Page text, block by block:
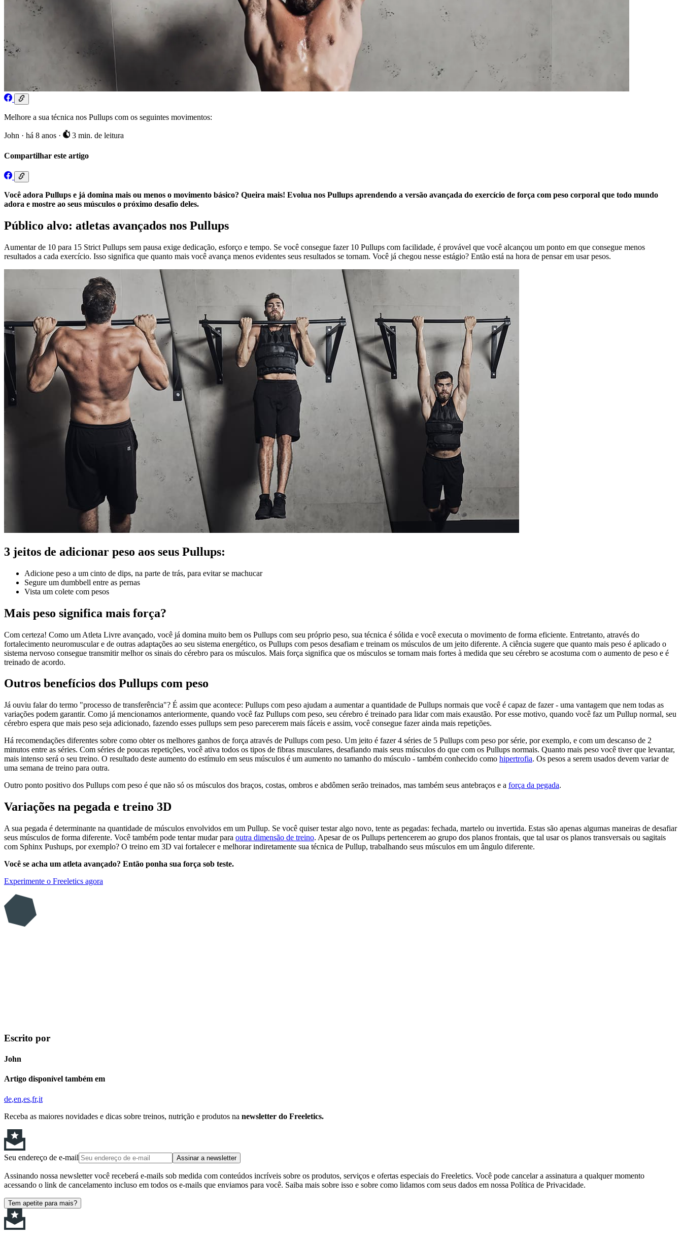
Melhore a sua técnica nos Pullups com os seguintes movimentos:
John · há 8 anos · 3 min. de leitura
Compartilhar este artigo
Você adora Pullups e já domina mais ou menos o movimento básico? Queira mais! Evolua nos Pullups aprendendo a versão avançada do exercício de força com peso corporal que todo mundo
adora e mostre ao seus músculos o próximo desafio deles.
Público alvo: atletas avançados nos Pullups
Aumentar de 10 para 15 Strict Pullups sem pausa exige dedicação, esforço e tempo. Se você consegue fazer 10 Pullups com facilidade, é provável que você alcançou um ponto em que consegue menos
resultados a cada exercício. Isso significa que quanto mais você avança menos evidentes seus resultados se tornam. Você já chegou nesse estágio? Então está na hora de pensar em usar pesos.
3 jeitos de adicionar peso aos seus Pullups:
Adicione peso a um cinto de dips, na parte de trás, para evitar se machucar
Segure um dumbbell entre as pernas
Vista um colete com pesos
Mais peso significa mais força?
Com certeza! Como um Atleta Livre avançado, você já domina muito bem os Pullups com seu próprio peso, sua técnica é sólida e você executa o movimento de forma eficiente. Entretanto, através do
fortalecimento neuromuscular e de outras adaptações ao seu sistema energético, os Pullups com pesos desafiam e treinam os músculos de um jeito diferente. A ciência sugere que quanto mais peso é aplicado o
sistema nervoso consegue transmitir melhor os sinais do cérebro para os músculos. Mais força significa que os músculos se tornam mais fortes à medida que seu cérebro se acostuma com o aumento de peso e é
treinado de acordo.
Outros benefícios dos Pullups com peso
Já ouviu falar do termo "processo de transferência"? É assim que acontece: Pullups com peso ajudam a aumentar a quantidade de Pullups normais que você é capaz de fazer - uma vantagem que nem todas as
variações podem garantir. Como já mencionamos anteriormente, quando você faz Pullups com peso, seu cérebro é treinado para lidar com mais exaustão. Por esse motivo, quando você faz um Pullup normal, seu
cérebro espera que mais peso seja adicionado, fazendo esses pullups sem peso parecerem mais fáceis e assim, você consegue fazer ainda mais repetições.
Há recomendações diferentes sobre como obter os melhores ganhos de força através de Pullups com peso. Um jeito é fazer 4 séries de 5 Pullups com peso por série, por exemplo, e com um descanso de 2
minutos entre as séries. Com séries de poucas repetições, você ativa todos os tipos de fibras musculares, desafiando mais seus músculos do que com os Pullups normais. Quanto mais peso você tiver que levantar,
mais intenso será o seu treino. O resultado deste aumento do estímulo em seus músculos é um aumento no tamanho do músculo - também conhecido como hipertrofia. Os pesos a serem usados devem variar de
uma semana de treino para outra.
Outro ponto positivo dos Pullups com peso é que não só os músculos dos braços, costas, ombros e abdômen serão treinados, mas também seus antebraços e a força da pegada.
Variações na pegada e treino 3D
A sua pegada é determinante na quantidade de músculos envolvidos em um Pullup. Se você quiser testar algo novo, tente as pegadas: fechada, martelo ou invertida. Estas são apenas algumas maneiras de desafiar
seus músculos de forma diferente. Você também pode tentar mudar para outra dimensão de treino. Apesar de os Pullups pertencerem ao grupo dos planos frontais, que tal usar os planos transversais ou sagitais
com Sphinx Pushups, por exemplo? O treino em 3D vai fortalecer e melhorar indiretamente sua técnica de Pullup, trabalhando seus músculos em um ângulo diferente.
Você se acha um atleta avançado? Então ponha sua força sob teste.
Experimente o Freeletics agora
Escrito por
John
Artigo disponível também em
de en es fr it
Receba as maiores novidades e dicas sobre treinos, nutrição e produtos na newsletter do Freeletics.
Seu endereço de e-mail Assinar a newsletter
Assinando nossa newsletter você receberá e-mails sob medida com conteúdos incríveis sobre os produtos, serviços e ofertas especiais do Freeletics. Você pode cancelar a assinatura a qualquer momento
acessando o link de cancelamento incluso em todos os e-mails que enviamos para você. Saiba mais sobre isso e sobre como lidamos com seus dados em nossa Política de Privacidade.
Tem apetite para mais?